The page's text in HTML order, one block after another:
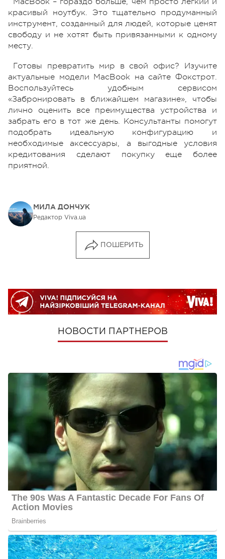
красивый ноутбук. Это тщательно продуманный
инструмент, созданный для людей, которые ценят
свободу и не хотят быть привязанными к одному
месту.
Готовы превратить мир в свой офис? Изучите
актуальные модели MacBook на сайте Фокстрот.
Воспользуйтесь удобным сервисом
«Забронировать в ближайшем магазине», чтобы
лично оценить все преимущества устройства и
забрать его в тот же день. Консультанты помогут
подобрать идеальную конфигурацию и
необходимые аксессуары, а выгодные условия
кредитования сделают покупку еще более
приятной.
МИЛА ДОНЧУК
Редактор Viva.ua
ПОШЕРИТЬ
НОВОСТИ ПАРТНЕРОВ